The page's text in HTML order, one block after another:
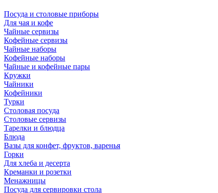
Посуда и столовые приборы
Для чая и кофе
Чайные сервизы
Кофейные сервизы
Чайные наборы
Кофейные наборы
Чайные и кофейные пары
Кружки
Чайники
Кофейники
Турки
Столовая посуда
Столовые сервизы
Тарелки и блюдца
Блюда
Вазы для конфет, фруктов, варенья
Горки
Для хлеба и десерта
Креманки и розетки
Менажницы
Посуда для сервировки стола